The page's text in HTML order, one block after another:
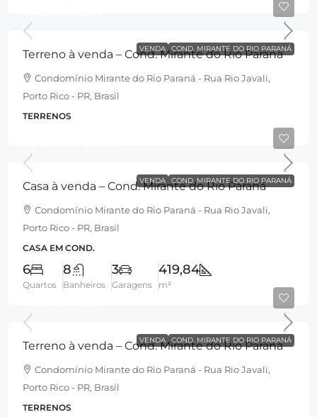
VENDA COND. MIRANTE DO RIO PARANÁ
Terreno à venda – Cond. Mirante do Rio Paraná
Condomínio Mirante do Rio Paraná - Rua Rio Javali,
Porto Rico - PR, Brasil
TERRENOS
VENDA COND. MIRANTE DO RIO PARANÁ
Casa à venda – Cond. Mirante do Rio Paraná
Condomínio Mirante do Rio Paraná - Rua Rio Javali,
Porto Rico - PR, Brasil
CASA EM COND.
6
Quartos
8
Banheiros
3
Garagens
419,84
m²
VENDA COND. MIRANTE DO RIO PARANÁ
Terreno à venda – Cond. Mirante do Rio Paraná
Condomínio Mirante do Rio Paraná - Rua Rio Javali,
Porto Rico - PR, Brasil
TERRENOS